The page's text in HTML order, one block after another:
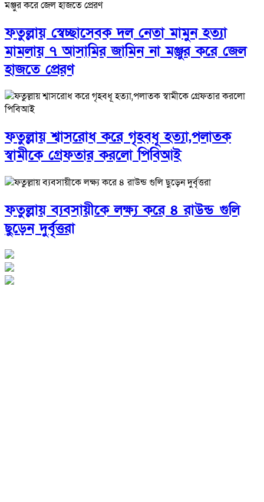
ফতুল্লায় স্বেচ্ছাসেবক দল নেতা মামুন হত্যা
মামলায় ৭ আসামির জামিন না মঞ্জুর করে জেল
হাজতে প্রেরণ
ফতুল্লায় শ্বাসরোধ করে গৃহবধূ হত্যা,পলাতক
স্বামীকে গ্রেফতার করলো পিবিআই
ফতুল্লায় ব্যবসায়ীকে লক্ষ্য করে ৪ রাউন্ড গুলি
ছুড়েন দুর্বৃত্তরা